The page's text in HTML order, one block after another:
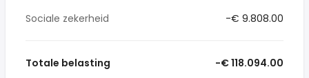
Sociale zekerheid
-€ 9.808.00
Totale belasting -€ 118.094.00